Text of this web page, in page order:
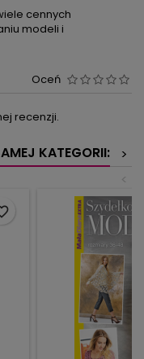
cennych
modeli i
Oceń
recenzji.
KATEGORII:
>
<